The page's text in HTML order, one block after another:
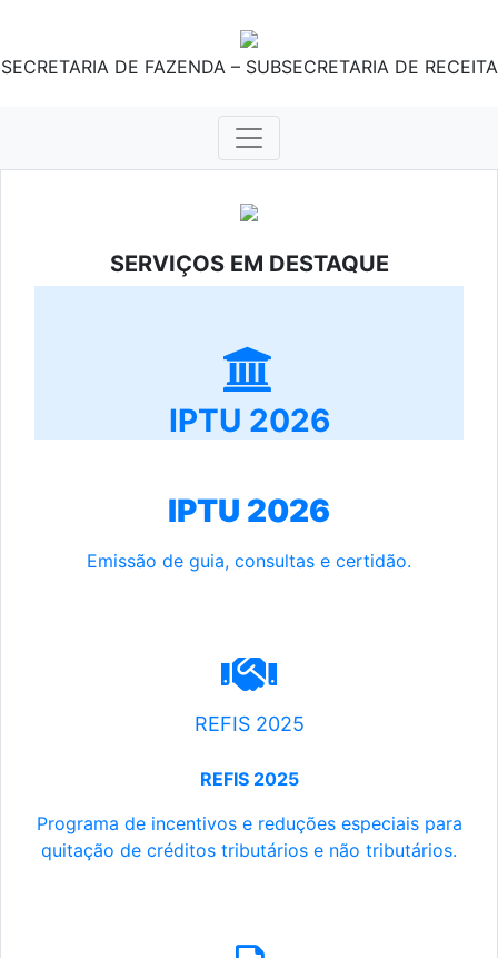
SECRETARIA DE FAZENDA – SUBSECRETARIA DE RECEITA
SERVIÇOS EM DESTAQUE
IPTU 2026
IPTU 2026
Emissão de guia, consultas e certidão.
REFIS 2025
REFIS 2025
Programa de incentivos e reduções especiais para
quitação de créditos tributários e não tributários.